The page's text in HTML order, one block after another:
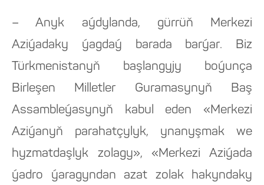
– Anyk aýdylanda, gürrüň Merkezi
Aziýadaky ýagdaý barada barýar. Biz
Türkmenistanyň başlangyjy boýunça
Birleşen Milletler Guramasynyň Baş
Assambleýasynyň kabul eden «Merkezi
Aziýanyň parahatçylyk, ynanyşmak we
hyzmatdaşlyk zolagy», «Merkezi Aziýada
ýadro ýaragyndan azat zolak hakyndaky